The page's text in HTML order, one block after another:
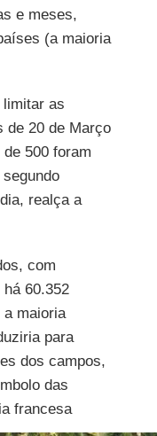
e meses,
(a maioria
limitar as
de 20 de Março
500 foram
realça a
com
60.352
a maioria
para
dos campos,
das
francesa